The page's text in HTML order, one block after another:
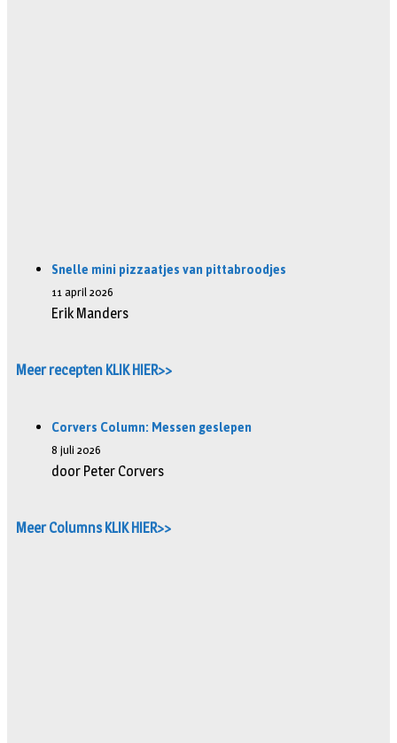
Snelle mini pizzaatjes van pittabroodjes
11 april 2026
Erik Manders
Meer recepten KLIK HIER>>
Corvers Column: Messen geslepen
8 juli 2026
door Peter Corvers
Meer Columns KLIK HIER>>